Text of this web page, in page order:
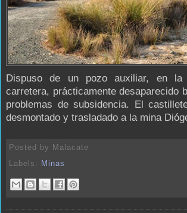
Dispuso de un pozo auxiliar, en la
carretera, prácticamente desaparecido
problemas de subsidencia. El
desmontado y trasladado a la mina
Posted by Malacate
Labels:
Minas